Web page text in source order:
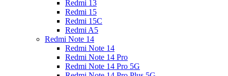
Redmi 13
Redmi 15
Redmi 15C
Redmi A5
Redmi Note 14
Redmi Note 14
Redmi Note 14 Pro
Redmi Note 14 Pro 5G